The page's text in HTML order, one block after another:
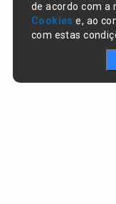
de acordo com a
Cookies e, ao
com estas